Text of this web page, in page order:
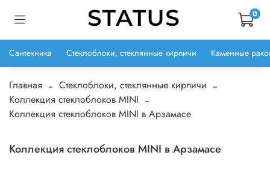
0
Сантехника Стеклоблоки, стеклянные кирпичи Каменные
Главная
Стеклоблоки, стеклянные кирпичи
Коллекция стеклоблоков MINI
Коллекция стеклоблоков MINI в Арзамасе
Коллекция стеклоблоков MINI в Арзамасе